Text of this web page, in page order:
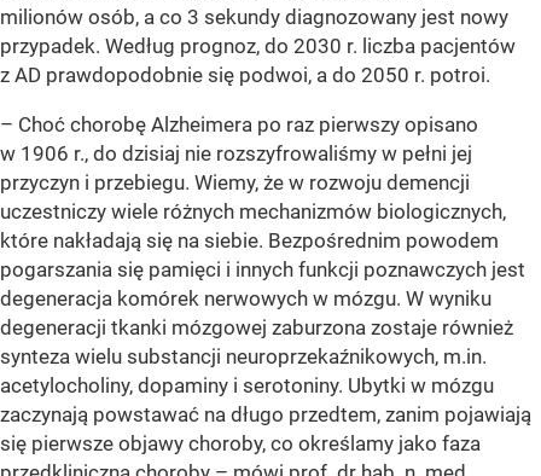
milionów osób, a co 3 sekundy diagnozowany jest nowy
przypadek. Według prognoz, do 2030 r. liczba pacjentów
z AD prawdopodobnie się podwoi, a do 2050 r. potroi.
– Choć chorobę Alzheimera po raz pierwszy opisano
w 1906 r., do dzisiaj nie rozszyfrowaliśmy w pełni jej
przyczyn i przebiegu. Wiemy, że w rozwoju demencji
uczestniczy wiele różnych mechanizmów biologicznych,
które nakładają się na siebie. Bezpośrednim powodem
pogarszania się pamięci i innych funkcji poznawczych jest
degeneracja komórek nerwowych w mózgu. W wyniku
degeneracji tkanki mózgowej zaburzona zostaje również
synteza wielu substancji neuroprzekaźnikowych, m.in.
acetylocholiny, dopaminy i serotoniny. Ubytki w mózgu
zaczynają powstawać na długo przedtem, zanim pojawiają
się pierwsze objawy choroby, co określamy jako faza